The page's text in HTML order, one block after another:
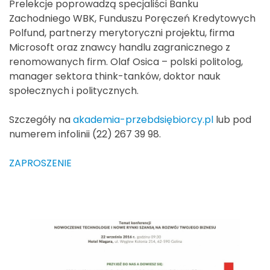
Prelekcje poprowadzą specjaliści Banku
Zachodniego WBK, Funduszu Poręczeń Kredytowych
Polfund, partnerzy merytoryczni projektu, firma
Microsoft oraz znawcy handlu zagranicznego z
renomowanych firm. Olaf Osica – polski politolog,
manager sektora think-tanków, doktor nauk
społecznych i politycznych.
Szczegóły naakademia-przebdsiębiorcy.pl lub pod
numerem infolinii (22) 267 39 98.
ZAPROSZENIE